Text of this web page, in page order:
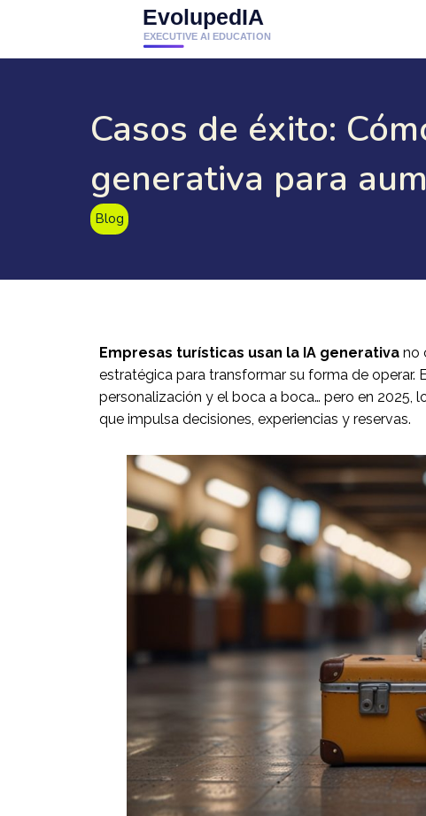
Casos de éxito:
generativa para
Blog
Empresas turísticas usan la IA generativa no
estratégica para transformar su forma de
personalización y el boca a boca… pero en 2025,
que impulsa decisiones, experiencias y reservas.